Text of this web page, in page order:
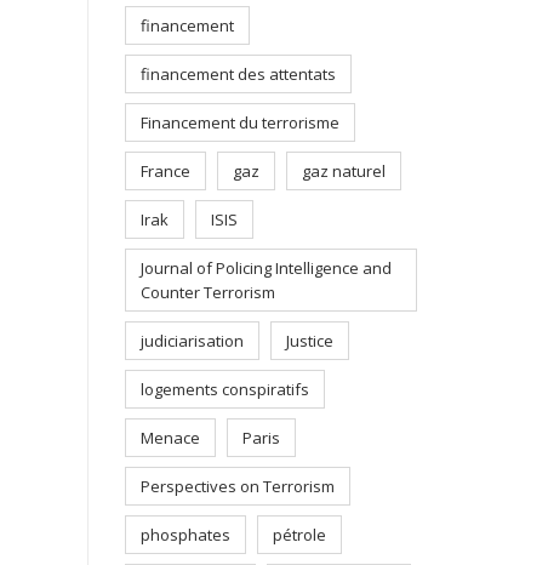
financement
financement des attentats
Financement du terrorisme
France gaz gaz naturel
Irak ISIS
Journal of Policing Intelligence and
Counter Terrorism
judiciarisation Justice
logements conspiratifs
Menace Paris
Perspectives on Terrorism
phosphates pétrole